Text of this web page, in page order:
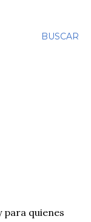
BUSCAR
para quienes